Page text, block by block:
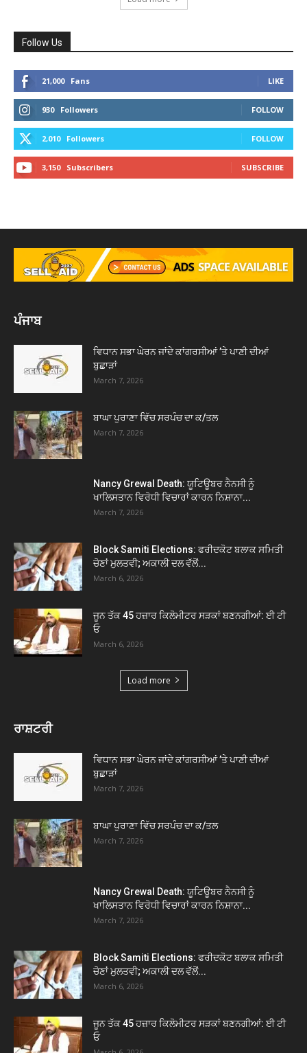
Follow Us
21,000 Fans LIKE
930 Followers FOLLOW
2,010 Followers FOLLOW
3,150 Subscribers SUBSCRIBE
ਪੰਜਾਬ
ਵਿਧਾਨ ਸਭਾ ਘੇਰਨ ਜਾਂਦੇ ਕਾਂਗਰਸੀਆਂ ’ਤੇ ਪਾਣੀ ਦੀਆਂ
ਬੁਛਾੜਾਂ
March 7, 2026
ਬਾਘਾ ਪੁਰਾਣਾ ਵਿੱਚ ਸਰਪੰਚ ਦਾ ਕ/ਤਲ
March 7, 2026
Nancy Grewal Death: ਯੂਟਿਊਬਰ ਨੈਨਸੀ ਨੂੰ
ਖਾਲਿਸਤਾਨ ਵਿਰੋਧੀ ਵਿਚਾਰਾਂ ਕਾਰਨ ਨਿਸ਼ਾਨਾ...
March 7, 2026
Block Samiti Elections: ਫਰੀਦਕੋਟ ਬਲਾਕ ਸਮਿਤੀ
ਚੋਣਾਂ ਮੁਲਤਵੀ; ਅਕਾਲੀ ਦਲ ਵੱਲੋਂ...
March 6, 2026
ਜੂਨ ਤੱਕ 45 ਹਜ਼ਾਰ ਕਿਲੋਮੀਟਰ ਸੜਕਾਂ ਬਣਨਗੀਆਂ: ਈ ਟੀ
ਓ
March 6, 2026
Load more
ਰਾਸ਼ਟਰੀ
ਵਿਧਾਨ ਸਭਾ ਘੇਰਨ ਜਾਂਦੇ ਕਾਂਗਰਸੀਆਂ ’ਤੇ ਪਾਣੀ ਦੀਆਂ
ਬੁਛਾੜਾਂ
March 7, 2026
ਬਾਘਾ ਪੁਰਾਣਾ ਵਿੱਚ ਸਰਪੰਚ ਦਾ ਕ/ਤਲ
March 7, 2026
Nancy Grewal Death: ਯੂਟਿਊਬਰ ਨੈਨਸੀ ਨੂੰ
ਖਾਲਿਸਤਾਨ ਵਿਰੋਧੀ ਵਿਚਾਰਾਂ ਕਾਰਨ ਨਿਸ਼ਾਨਾ...
March 7, 2026
Block Samiti Elections: ਫਰੀਦਕੋਟ ਬਲਾਕ ਸਮਿਤੀ
ਚੋਣਾਂ ਮੁਲਤਵੀ; ਅਕਾਲੀ ਦਲ ਵੱਲੋਂ...
March 6, 2026
ਜੂਨ ਤੱਕ 45 ਹਜ਼ਾਰ ਕਿਲੋਮੀਟਰ ਸੜਕਾਂ ਬਣਨਗੀਆਂ: ਈ ਟੀ
ਓ